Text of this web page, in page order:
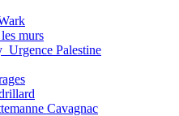
murs
Palestine
Cavagnac